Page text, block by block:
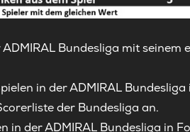
Bundesliga mit seinem
in der ADMIRAL
der Bundesliga an.
der ADMIRAL Bundesliga in